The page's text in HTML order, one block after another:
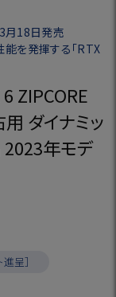
月18日発売
能を発揮する「RTX
6 ZIPCORE
ダイナミッ
2023年モデ
呈］